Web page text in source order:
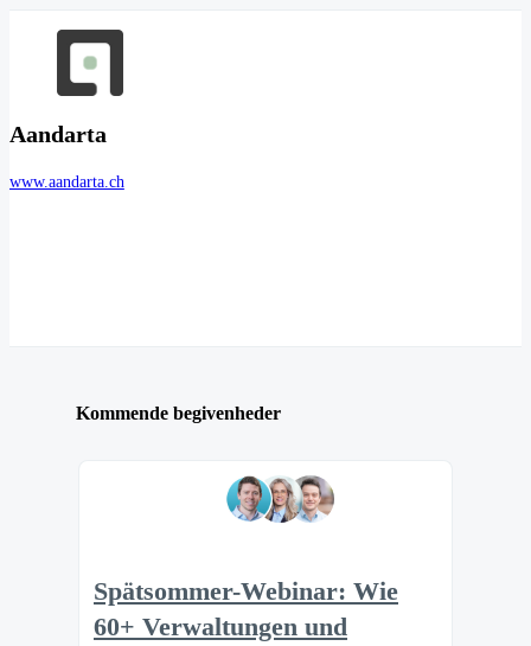
Aandarta
www.aandarta.ch
Kommende begivenheder
Spätsommer-Webinar: Wie
60+ Verwaltungen und